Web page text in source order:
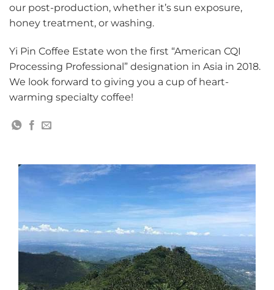
our post-production, whether it’s sun exposure,
honey treatment, or washing.
Yi Pin Coffee Estate won the first “American CQI
Processing Professional” designation in Asia in 2018.
We look forward to giving you a cup of heart-
warming specialty coffee!